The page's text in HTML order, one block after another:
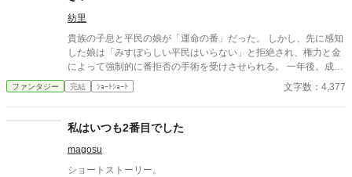
もさっくり撃退した、ゆるふわ恋愛劇。
紡里
貴族の子息と平民の娘が「運命の番」だった。 しかし、先に感知
した娘は「みすぼらしい平民はいらない」と拒絶され、権力と金
によって強制的に番拒否の手術を受けさせられる。 一年後。成長
した子息は娘を番だと認識し、今度は「解除しろ」と迫ってき
た。 それを拒んだ娘を、彼は「番の義務違反だ」と裁判に訴え
廷で自らの意思を語る。 運命か、尊厳か――下された判決は？
ファンタジー 完結 ｼｮｰﾄｼｮｰﾄ 文字数：4,377
私はいつも2番目でした
magosu
ショートストーリー。